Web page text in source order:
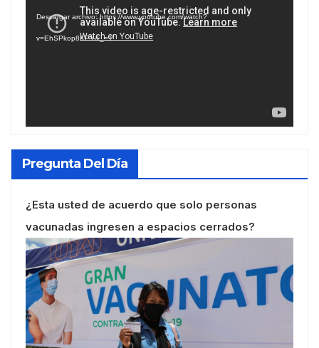
vídeo
Descargar archivo: https://www.youtube.com/watch?
v=EhSPkop8KPY&_=1
Pregunta Del Día
¿Esta usted de acuerdo que solo personas
vacunadas ingresen a espacios cerrados?